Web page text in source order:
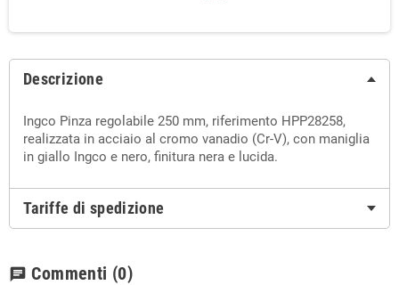
Descrizione
Ingco Pinza regolabile 250 mm, riferimento HPP28258,
realizzata in acciaio al cromo vanadio (Cr-V), con maniglia
in giallo Ingco e nero, finitura nera e lucida.
Tariffe di spedizione
chat Commenti (0)